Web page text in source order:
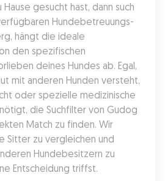
gesucht hast, dann such
Hundebetreuungs-
hängt die ideale
den spezifischen
deines Hundes ab. Egal,
mit anderen Hunden versteht,
oder spezielle medizinische
die Suchfilter von Gudog
Match zu finden. Wir
Sitter zu vergleichen und
Hundebesitzern zu
Entscheidung triffst.